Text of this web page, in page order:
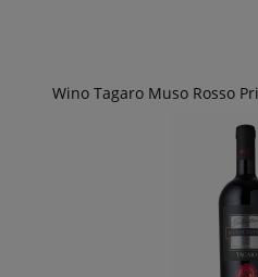
Wino Tagaro Muso Rosso